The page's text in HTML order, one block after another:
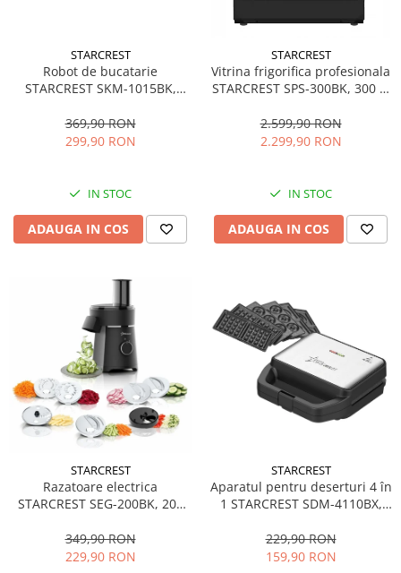
STARCREST
Robot de bucatarie
STARCREST SKM-1015BK,
Accesorii, 10 Viteze + Pulse,
Negru
369,90 RON
299,90 RON
IN STOC
ADAUGA IN COS
STARCREST
Vitrina frigorifica profesionala
STARCREST SPS-300BK, 300 L,
LED, H 169.5 cm, Negru
2.599,90 RON
2.299,90 RON
IN STOC
ADAUGA IN COS
STARCREST
Razatoare electrica
STARCREST SEG-200BK, 200
349,90 RON
229,90 RON
STARCREST
Aparatul pentru deserturi 4 în
1 STARCREST SDM-4110BX,
invelis ceramic pentru vafe,
nuci, gogosi si smile
229,90 RON
159,90 RON